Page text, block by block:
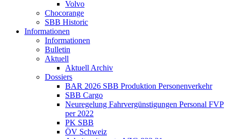
Volvo
Chocorange
SBB Historic
Informationen
Informationen
Bulletin
Aktuell
Aktuell Archiv
Dossiers
BAR 2026 SBB Produktion Personenverkehr
SBB Cargo
Neuregelung Fahrvergünstigungen Personal FVP
per 2022
PK SBB
ÖV Schweiz